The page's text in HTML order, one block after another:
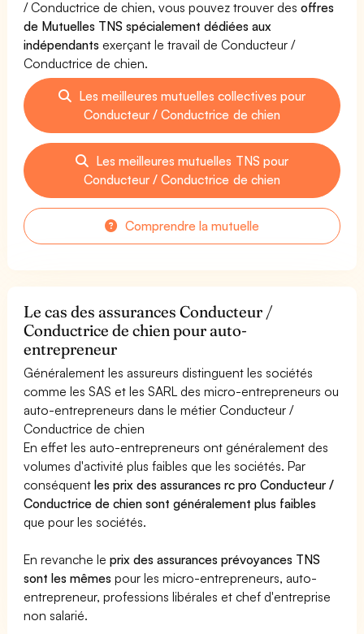
/ Conductrice de chien, vous pouvez trouver desoffres
de Mutuelles TNS spécialement dédiées aux
indépendants exerçant le travail de Conducteur /
Conductrice de chien.
Les meilleures mutuelles collectives pour
Conducteur / Conductrice de chien
Les meilleures mutuelles TNS pour
Conducteur / Conductrice de chien
Comprendre la mutuelle
Le cas des assurances Conducteur /
Conductrice de chien pour auto-
entrepreneur
Généralement les assureurs distinguent les sociétés
comme les SAS et les SARL des micro-entrepreneurs ou
auto-entrepreneurs dans le métier Conducteur /
Conductrice de chien
En effet les auto-entrepreneurs ont généralement des
volumes d'activité plus faibles que les sociétés. Par
conséquentles prix des assurances rc pro Conducteur /
Conductrice de chien sont généralement plus faibles
que pour les sociétés.
En revanche leprix des assurances prévoyances TNS
sont les mêmes pour les micro-entrepreneurs, auto-
entrepreneur, professions libérales et chef d'entreprise
non salarié.